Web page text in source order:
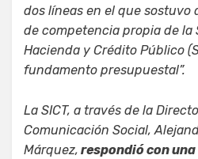
dos líneas en el que sostuvo
de competencia propia de la
Hacienda y Crédito Público
fundamento presupuestal”.
La SICT, a través de la
Comunicación Social,
Márquez, respondió con